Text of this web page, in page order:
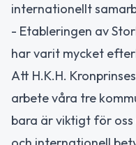
internationellt
- Etableringen av
har varit mycket
Att H.K.H.
arbete våra tre
bara är viktigt för